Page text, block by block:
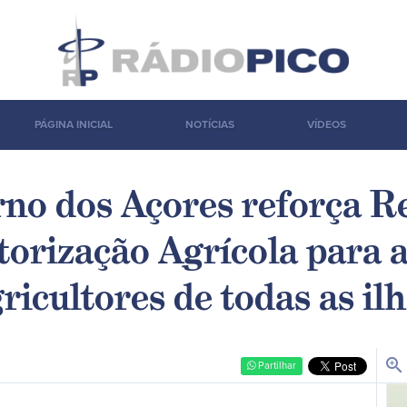
PÁGINA INICIAL NOTÍCIAS VÍDEOS
dos Açores reforça
Agrícola para
de todas as
Partilhar zoom_in